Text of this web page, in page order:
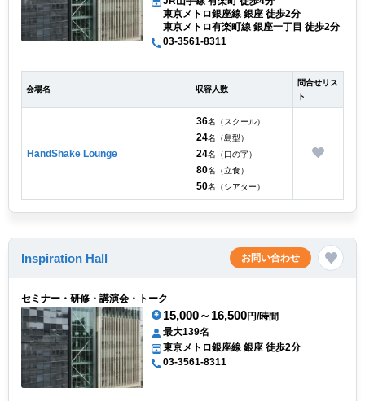
東京メトロ銀座線 銀座 徒歩2分
東京メトロ有楽町線 銀座一丁目 徒歩2分
03-3561-8311
会場名 収容人数
問合せリス
ト
HandShake Lounge
36名（スクール）
24名（島型）
24名（口の字）
80名（立食）
50名（シアター）
Inspiration Hall お問い合わせ
セミナー・研修・講演会・トーク
15,000～16,500円/時間
最大139名
東京メトロ銀座線 銀座 徒歩2分
03-3561-8311